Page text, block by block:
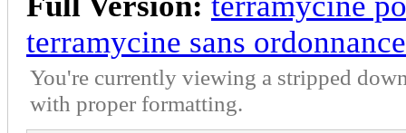
terramycine sans
You're currently viewing a stripped
with proper formatting.